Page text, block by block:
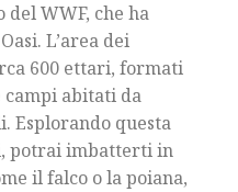
WWF, che ha
L’area dei
600 ettari, formati
campi abitati da
Esplorando questa
potrai imbatterti in
il falco o la poiana,